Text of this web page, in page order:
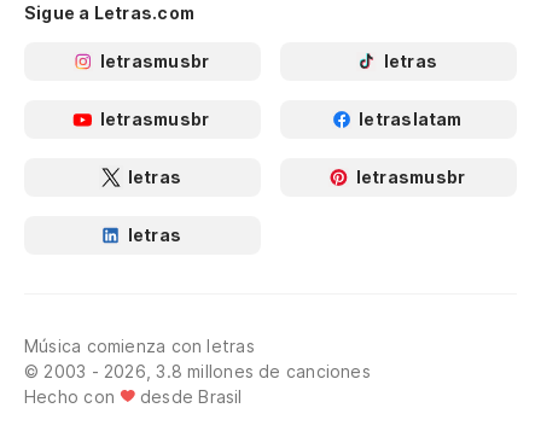
Sigue a Letras.com
letrasmusbr letras
letrasmusbr letraslatam
letras letrasmusbr
letras
Música comienza con letras
© 2003 - 2026, 3.8 millones de canciones
Hecho con
desde Brasil